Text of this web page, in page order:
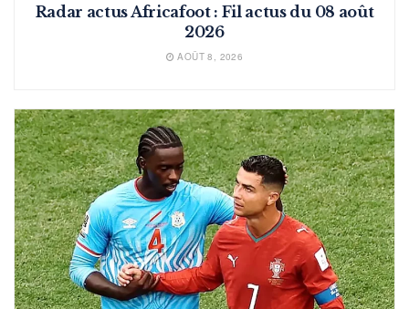
Radar actus Africafoot : Fil actus du 08 août
2026
AOÛT 8, 2026